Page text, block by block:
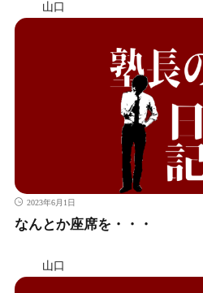
山口
2023年6月1日
なんとか座席を・・・
山口